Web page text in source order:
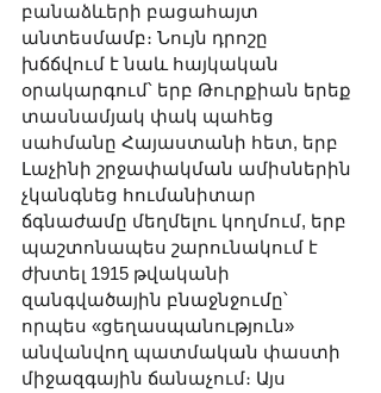
բանաձևերի բացահայտ
անտեսմամբ։ Նույն դրոշը
խճճվում է նաև հայկական
օրակարգում՝ երբ Թուրքիան երեք
տասնամյակ փակ պահեց
սահմանը Հայաստանի հետ, երբ
Լաչինի շրջափակման ամիսներին
չկանգնեց հումանիտար
ճգնաժամը մեղմելու կողմում, երբ
պաշտոնապես շարունակում է
ժխտել 1915 թվականի
զանգվածային բնաջնջումը՝
որպես «ցեղասպանություն»
անվանվող պատմական փաստի
միջազգային ճանաչում։ Այս